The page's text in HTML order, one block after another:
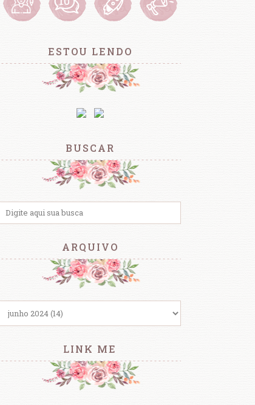
ESTOU LENDO
BUSCAR
ARQUIVO
LINK ME